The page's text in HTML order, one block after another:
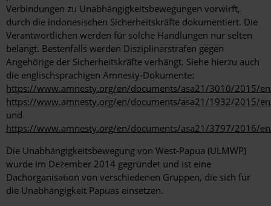
Verbindungen zu Unabhängigkeitsbewegungen vorwirft,
durch die indonesischen Sicherheitskräfte dokumentiert. Die
Verantwortlichen werden für solche Handlungen nur selten
belangt. Bestenfalls werden Disziplinarstrafen gegen
Angehörige der Sicherheitskräfte verhängt. Siehe hierzu auch
die englischsprachigen Amnesty-Dokumente:
https://www.amnesty.org/en/documents/asa21/3010/2015/
https://www.amnesty.org/en/documents/asa21/1932/2015/
und
https://www.amnesty.org/en/documents/asa21/3797/2016/
Die Unabhängigkeitsbewegung von West-Papua (ULMWP)
wurde im Dezember 2014 gegründet und ist eine
Dachorganisation von verschiedenen Gruppen, die sich für
die Unabhängigkeit Papuas einsetzen.